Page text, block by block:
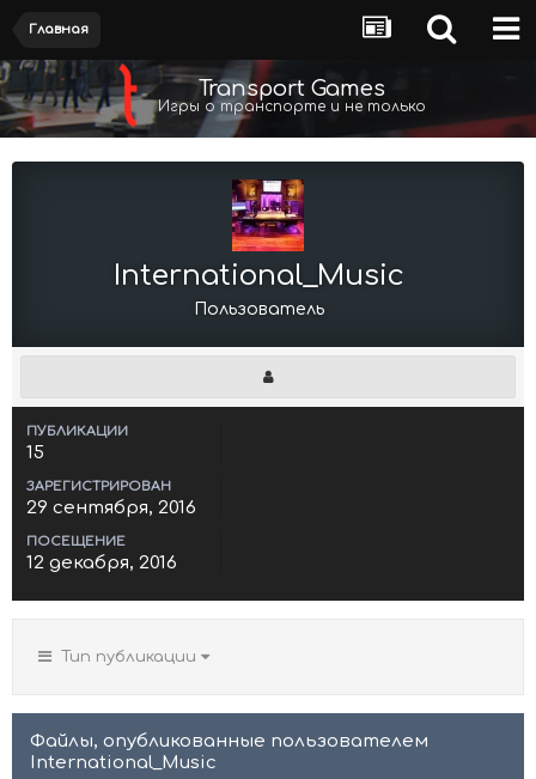
Главная
Transport Games
Игры о транспорте и не только
International_Music
Пользователь
ПУБЛИКАЦИИ
15
ЗАРЕГИСТРИРОВАН
29 сентября, 2016
ПОСЕЩЕНИЕ
12 декабря, 2016
Тип публикации
Файлы, опубликованные пользователем
International_Music